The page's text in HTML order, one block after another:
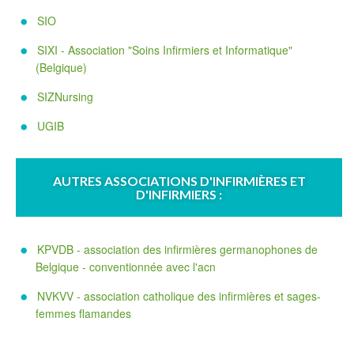
SIO
SIXI - Association "Soins Infirmiers et Informatique"
(Belgique)
SIZNursing
UGIB
AUTRES ASSOCIATIONS D'INFIRMIÈRES ET
D'INFIRMIERS :
KPVDB - association des infirmières germanophones de
Belgique - conventionnée avec l'acn
NVKVV - association catholique des infirmières et sages-
femmes flamandes